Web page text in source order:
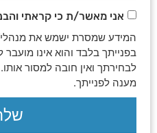
אני מאשר/ת כי קראתי
המידע שמסרת ישמש את
בפנייתך בלבד והוא אינו
לבחירתך ואין חובה למסור
מענה לפנייתך.